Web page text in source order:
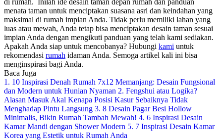
di rumah. Inilah ide desain taman depan rumah dan panduan
menata taman untuk menciptakan suasana asri dan keindahan yang
maksimal di rumah impian Anda. Tidak perlu memiliki lahan yang
luas atau mewah, Anda tetap bisa menciptakan desain taman sesuai
impian Anda dengan mengikuti panduan yang telah kami sediakan.
Apakah Anda siap untuk mencobanya? Hubungi kami untuk
rekomendasi rumah idaman Anda. Semoga artikel kali ini bisa
menginspirasi bagi Anda.
Baca Juga
1. 10 Inspirasi Denah Rumah 7x12 Memanjang: Desain Fungsional
dan Modern untuk Hunian Nyaman 2. Fengshui atau Logika?
Alasan Masuk Akal Kenapa Posisi Kasur Sebaiknya Tidak
Menghadap Pintu Langsung 3. 8 Desain Pagar Besi Hollow
Minimalis, Bikin Rumah Tambah Mewah! 4. 6 Inspirasi Desain
Kamar Mandi dengan Shower Modern 5. 7 Inspirasi Desain Kamar
Korea yang Estetik untuk Rumah Anda